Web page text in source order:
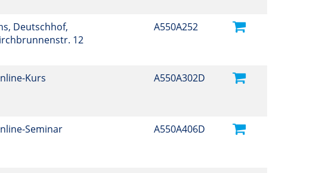
Deutschhof,
12
A550A252
Kurs A550A302D
Seminar A550A406D